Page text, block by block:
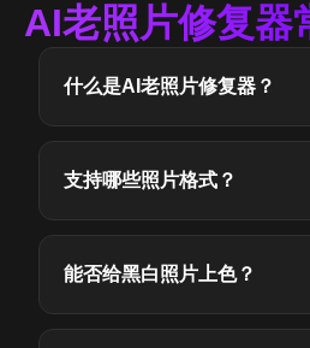
AI老照片修复器
什么是AI老照片修复器？
支持哪些照片格式？
能否给黑白照片上色？